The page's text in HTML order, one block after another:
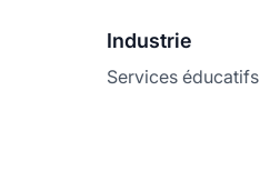
Industrie
Services éducatifs